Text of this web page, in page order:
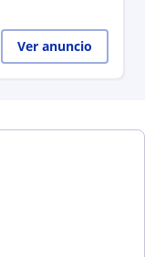
Ver anuncio